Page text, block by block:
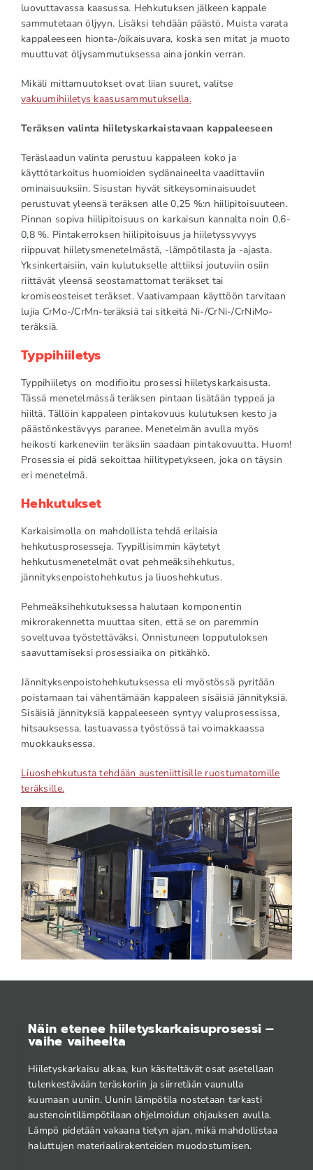
luovuttavassa kaasussa. Hehkutuksen jälkeen kappale
sammutetaan öljyyn. Lisäksi tehdään päästö. Muista varata
kappaleeseen hionta-/oikaisuvara, koska sen mitat ja muoto
muuttuvat öljysammutuksessa aina jonkin verran.
Mikäli mittamuutokset ovat liian suuret, valitse
vakuumihiiletys kaasusammutuksella.
Teräksen valinta hiiletyskarkaistavaan kappaleeseen
Teräslaadun valinta perustuu kappaleen koko ja
käyttötarkoitus huomioiden sydänaineelta vaadittaviin
ominaisuuksiin. Sisustan hyvät sitkeysominaisuudet
perustuvat yleensä teräksen alle 0,25 %:n hiilipitoisuuteen.
Pinnan sopiva hiilipitoisuus on karkaisun kannalta noin 0,6-
0,8 %. Pintakerroksen hiilipitoisuus ja hiiletyssyvyys
riippuvat hiiletysmenetelmästä, -lämpötilasta ja -ajasta.
Yksinkertaisiin, vain kulutukselle alttiiksi joutuviin osiin
riittävät yleensä seostamattomat teräkset tai
kromiseosteiset teräkset. Vaativampaan käyttöön tarvitaan
lujia CrMo-/CrMn-teräksiä tai sitkeitä Ni-/CrNi-/CrNiMo-
teräksiä.
Typpihiiletys
Typpihiiletys on modifioitu prosessi hiiletyskarkaisusta.
Tässä menetelmässä teräksen pintaan lisätään typpeä ja
hiiltä. Tällöin kappaleen pintakovuus kulutuksen kesto ja
päästönkestävyys paranee. Menetelmän avulla myös
heikosti karkeneviin teräksiin saadaan pintakovuutta. Huom!
Prosessia ei pidä sekoittaa hiilitypetykseen, joka on täysin
eri menetelmä.
Hehkutukset
Karkaisimolla on mahdollista tehdä erilaisia
hehkutusprosesseja. Tyypillisimmin käytetyt
hehkutusmenetelmät ovat pehmeäksihehkutus,
jännityksenpoistohehkutus ja liuoshehkutus.
Pehmeäksihehkutuksessa halutaan komponentin
mikrorakennetta muuttaa siten, että se on paremmin
soveltuvaa työstettäväksi. Onnistuneen lopputuloksen
saavuttamiseksi prosessiaika on pitkähkö.
Jännityksenpoistohehkutuksessa eli myöstössä pyritään
poistamaan tai vähentämään kappaleen sisäisiä jännityksiä.
Sisäisiä jännityksiä kappaleeseen syntyy valuprosessissa,
hitsauksessa, lastuavassa työstössä tai voimakkaassa
muokkauksessa.
Liuoshehkutusta tehdään austeniittisille ruostumatomille
teräksille.
Näin etenee hiiletyskarkaisuprosessi –
vaihe vaiheelta
Hiiletyskarkaisu alkaa, kun käsiteltävät osat asetellaan
tulenkestävään teräskoriin ja siirretään vaunulla
kuumaan uuniin. Uunin lämpötila nostetaan tarkasti
austenointilämpötilaan ohjelmoidun ohjauksen avulla.
Lämpö pidetään vakaana tietyn ajan, mikä mahdollistaa
haluttujen materiaalirakenteiden muodostumisen.